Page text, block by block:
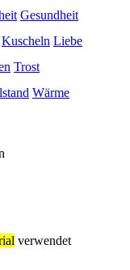
Gesundheit
Kuscheln Liebe
Trost
Wärme
verwendet